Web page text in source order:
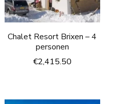
Chalet Resort Brixen – 4
personen
€2,415.50